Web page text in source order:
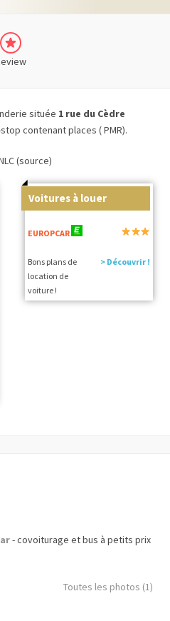
située 1 rue du Cèdre
contenant places ( PMR).
(source)
Voitures à louer
EUROPCAR
Bons plans de
location de
voiture !
> Découvrir !
- covoiturage et bus à petits prix
Toutes les photos (1)